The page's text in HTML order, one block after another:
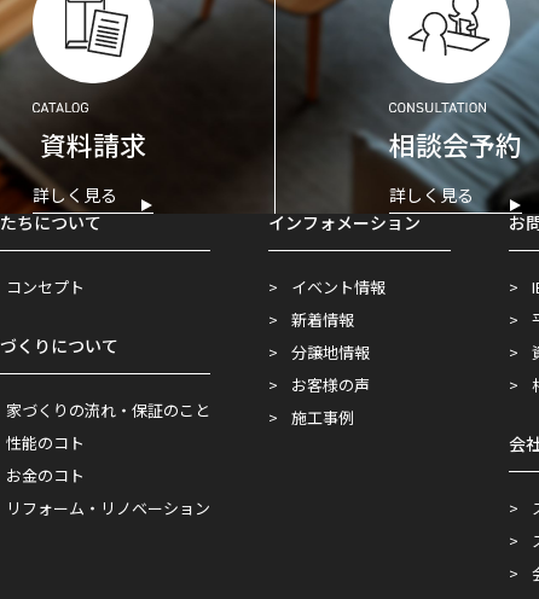
資料請求
詳しく見る
相談会予約
詳しく見る
ちについて
コンセプト
くりについて
家づくりの流れ・保証のこと
性能のコト
お金のコト
リフォーム・リノベーション
インフォメーション
イベント情報
新着情報
分譲地情報
お客様の声
施工事例
お
会